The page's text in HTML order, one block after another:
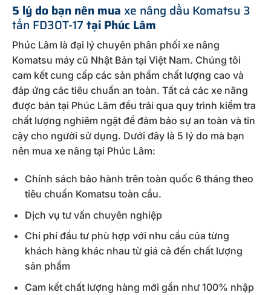
5 lý do bạn nên mua xe nâng dầu Komatsu 3
tấn FD30T-17 tại Phúc Lâm
Phúc Lâm là đại lý chuyên phân phối xe nâng
Komatsu máy cũ Nhật Bản tại Việt Nam. Chúng tôi
cam kết cung cấp các sản phẩm chất lượng cao và
đáp ứng các tiêu chuẩn an toàn. Tất cả các xe nâng
được bán tại Phúc Lâm đều trải qua quy trình kiểm tra
chất lượng nghiêm ngặt để đảm bảo sự an toàn và tin
cậy cho người sử dụng. Dưới đây là 5 lý do mà bạn
nên mua xe nâng tại Phúc Lâm:
Chính sách bảo hành trên toàn quốc 6 tháng theo
tiêu chuẩn Komatsu toàn cầu.
Dịch vụ tư vấn chuyên nghiệp
Chi phí đầu tư phù hợp với nhu cầu của từng
khách hàng khác nhau từ giá cả đến chất lượng
sản phẩm
Cam kết chất lượng hàng mới gần như 100% nhập